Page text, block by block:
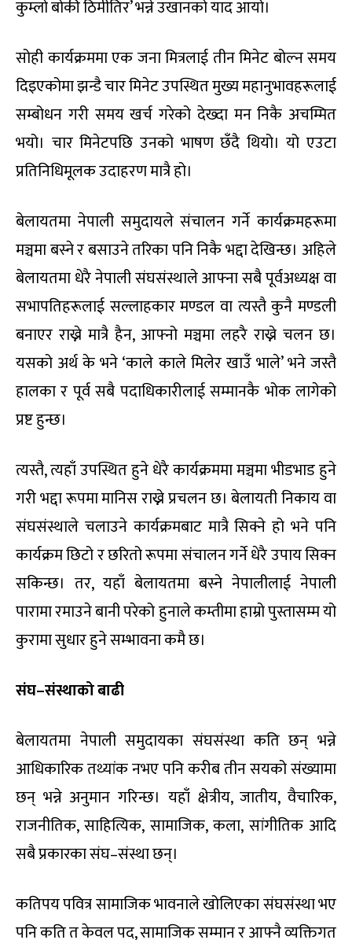
कुम्लो बोकी ठिमीतिर’ भन्ने उखानको याद आयो।
सोही कार्यक्रममा एक जना मित्रलाई तीन मिनेट बोल्न समय
दिइएकोमा झन्डै चार मिनेट उपस्थित मुख्य महानुभावहरूलाई
सम्बोधन गरी समय खर्च गरेको देख्दा मन निकै अचम्मित
भयो। चार मिनेटपछि उनको भाषण छँदै थियो। यो एउटा
प्रतिनिधिमूलक उदाहरण मात्रै हो।
बेलायतमा नेपाली समुदायले संचालन गर्ने कार्यक्रमहरूमा
मञ्चमा बस्ने र बसाउने तरिका पनि निकै भद्दा देखिन्छ। अहिले
बेलायतमा धेरै नेपाली संघसंस्थाले आफ्ना सबै पूर्वअध्यक्ष वा
सभापतिहरूलाई सल्लाहकार मण्डल वा त्यस्तै कुनै मण्डली
बनाएर राख्ने मात्रै हैन, आफ्नो मञ्चमा लहरै राख्ने चलन छ।
यसको अर्थ के भने ‘काले काले मिलेर खाउँ भाले’ भने जस्तै
हालका र पूर्व सबै पदाधिकारीलाई सम्मानकै भोक लागेको
प्रष्ट हुन्छ।
त्यस्तै, त्यहाँ उपस्थित हुने धेरै कार्यक्रममा मञ्चमा भीडभाड हुने
गरी भद्दा रूपमा मानिस राख्ने प्रचलन छ। बेलायती निकाय वा
संघसंस्थाले चलाउने कार्यक्रमबाट मात्रै सिक्ने हो भने पनि
कार्यक्रम छिटो र छरितो रूपमा संचालन गर्ने धेरै उपाय सिक्न
सकिन्छ। तर, यहाँ बेलायतमा बस्ने नेपालीलाई नेपाली
पारामा रमाउने बानी परेको हुनाले कम्तीमा हाम्रो पुस्तासम्म यो
कुरामा सुधार हुने सम्भावना कमै छ।
संघ–संस्थाकोबाढी
बेलायतमा नेपाली समुदायका संघसंस्था कति छन् भन्ने
आधिकारिक तथ्यांक नभए पनि करीब तीन सयको संख्यामा
छन् भन्ने अनुमान गरिन्छ। यहाँ क्षेत्रीय, जातीय, वैचारिक,
राजनीतिक, साहित्यिक, सामाजिक, कला, सांगीतिक आदि
सबै प्रकारका संघ–संस्था छन्।
कतिपय पवित्र सामाजिक भावनाले खोलिएका संघसंस्था भए
पनि कति त केवल पद, सामाजिक सम्मान र आफ्नै व्यक्तिगत